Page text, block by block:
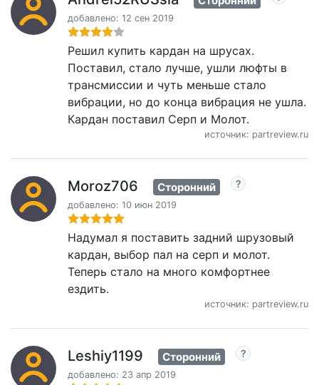
добавлено: 12 сен 2019
Решил купить кардан на шрусах.
Поставил, стало лучше, ушли люфты в
трансмиссии и чуть меньше стало
вибрации, но до конца вибрация не ушла.
Кардан поставил Серп и Молот.
источник: partreview.ru
Moroz706 Сторонний
добавлено: 10 июн 2019
Надумал я поставить задний шрузовый
кардан, выбор пал на серп и молот.
Теперь стало на много комфортнее
ездить.
источник: partreview.ru
Leshiy1199 Сторонний
добавлено: 23 апр 2019